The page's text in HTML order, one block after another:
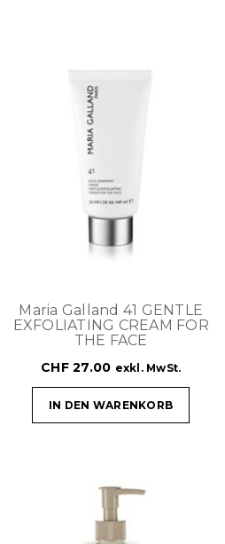
Maria Galland 41 GENTLE
EXFOLIATING CREAM FOR
THE FACE
CHF27.00 exkl. MwSt.
IN DEN WARENKORB